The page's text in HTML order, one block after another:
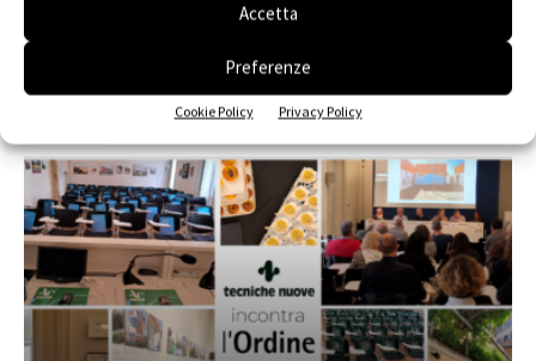
Accetta
Preferenze
Cookie Policy Privacy Policy